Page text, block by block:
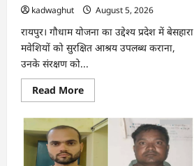
kadwaghut
August 5, 2026
रायपुर। गौधाम योजना का उद्देश्य प्रदेश में बेसहारा
मवेशियों को सुरक्षित आश्रय उपलब्ध कराना,
उनके संरक्षण को...
Read MoreRead
more
CG
प्रदेश
में